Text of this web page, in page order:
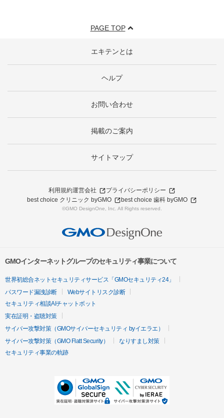
PAGE TOP
エキテンとは
ヘルプ
お問い合わせ
掲載のご案内
サイトマップ
利用規約運営会社
プライバシーポリシー
best choice クリニック byGMO
best choice 歯科 byGMO
©GMO DesignOne, Inc. All Rights reserved.
GMOインターネットグループのセキュリティ事業について
世界初総合ネットセキュリティサービス「GMOセキュリティ24」
パスワード漏洩診断
Webサイトリスク診断
セキュリティ相談AIチャットボット
実在証明・盗聴対策
サイバー攻撃対策（GMOサイバーセキュリティ byイエラエ）
サイバー攻撃対策（GMO Flatt Security）
なりすまし対策
セキュリティ事業の軌跡